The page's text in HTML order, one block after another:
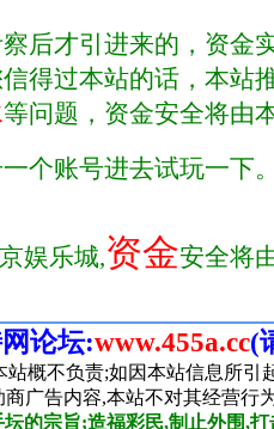
论坛:www.455a.cc(
站概不负责;如因本站信息所
广告内容,本站不对其经营
的宗旨;造福彩民,制止外围,